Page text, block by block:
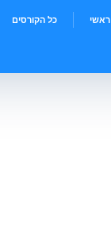
ראשי כל הקורסים